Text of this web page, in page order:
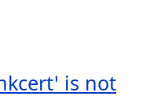
is not